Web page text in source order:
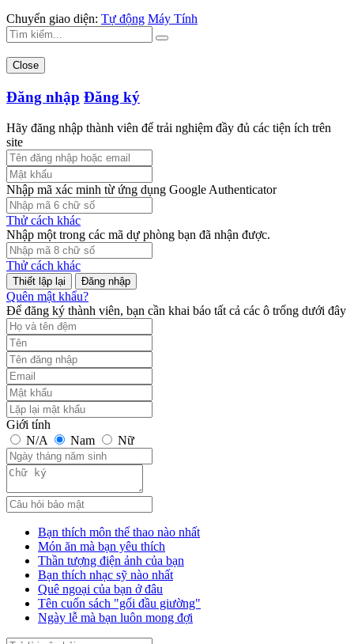
Chuyển giao diện: Tự động Máy Tính
Close
Đăng nhập Đăng ký
Hãy đăng nhập thành viên để trải nghiệm đầy đủ các tiện ích trên
site
Nhập mã xác minh từ ứng dụng Google Authenticator
Thử cách khác
Nhập một trong các mã dự phòng bạn đã nhận được.
Thử cách khác
Đăng nhập
Quên mật khẩu?
Để đăng ký thành viên, bạn cần khai báo tất cả các ô trống dưới đây
Giới tính
N/A
Nam Nữ
Bạn thích môn thể thao nào nhất
Món ăn mà bạn yêu thích
Thần tượng điện ảnh của bạn
Bạn thích nhạc sỹ nào nhất
Quê ngoại của bạn ở đâu
Tên cuốn sách "gối đầu giường"
Ngày lễ mà bạn luôn mong đợi